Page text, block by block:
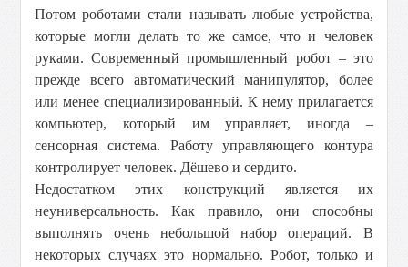
Потом роботами стали называть любые устройства,
которые могли делать то же самое, что и человек
руками. Современный промышленный робот – это
прежде всего автоматический манипулятор, более
или менее специализированный. К нему прилагается
компьютер, который им управляет, иногда –
сенсорная система. Работу управляющего контура
контролирует человек. Дёшево и сердито.
Недостатком этих конструкций является их
неуниверсальность. Как правило, они способны
выполнять очень небольшой набор операций. В
некоторых случаях это нормально. Робот, только и